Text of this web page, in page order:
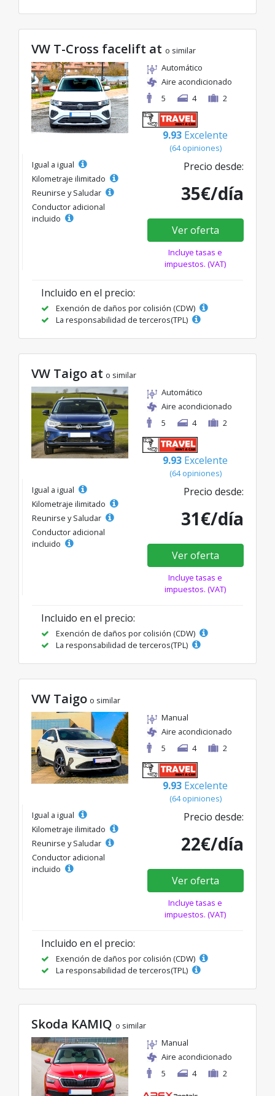
VW T-Cross facelift at o similar
Automático
Aire acondicionado
5
4 2
9.93 Excelente
(64 opiniones)
Igual a igual
Kilometraje ilimitado
Reunirse y Saludar
Conductor adicional
incluido
Precio desde:
35€/día
Ver oferta
Incluye tasas e
impuestos. (VAT)
Incluido en el precio:
Exención de daños por colisión (CDW)
La responsabilidad de terceros(TPL)
VW Taigo at o similar
Automático
Aire acondicionado
5
4 2
9.93 Excelente
(64 opiniones)
Igual a igual
Kilometraje ilimitado
Reunirse y Saludar
Conductor adicional
incluido
Precio desde:
31€/día
Ver oferta
Incluye tasas e
impuestos. (VAT)
Incluido en el precio:
Exención de daños por colisión (CDW)
La responsabilidad de terceros(TPL)
VW Taigo o similar
Manual
Aire acondicionado
5
4 2
9.93 Excelente
(64 opiniones)
Igual a igual
Kilometraje ilimitado
Reunirse y Saludar
Conductor adicional
incluido
Precio desde:
22€/día
Ver oferta
Incluye tasas e
impuestos. (VAT)
Incluido en el precio:
Exención de daños por colisión (CDW)
La responsabilidad de terceros(TPL)
Skoda KAMIQ o similar
Manual
Aire acondicionado
5
4 2